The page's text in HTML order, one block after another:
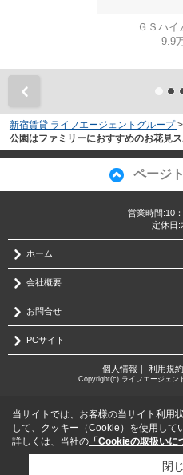
ＧＳハイ
9.9
新宿賃貸 ライフエージェントグループ >
公園はファミリーにおすすめのお花見ス
ページ
営業時間:10
定休日:
ホーム
会社概要
お問合せ
PCサイト
個人情報 利用規約
Copyright(c) ライフエージェン
当サイトでは、お客様の当サイト利用
して、クッキー（Cookie）を使用して
詳しくは、当社の 「Cookieの取扱いに
閉